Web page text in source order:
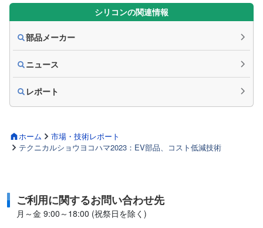
ホーム
市場・技術レポート
テクニカルショウヨコハマ2023：EV部品、コスト低減技術
シリコンの関連情報
部品メーカー
ニュース
レポート
ご利用に関するお問い合わせ先
月～金 9:00～18:00 (祝祭日を除く)